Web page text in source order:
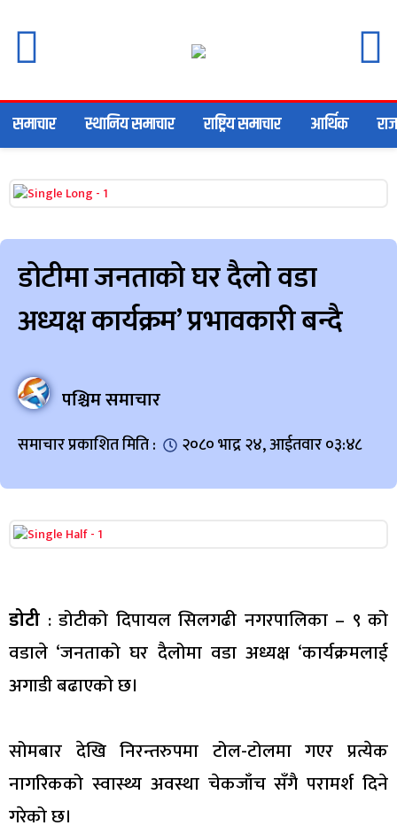
समाचार स्थानिय समाचार राष्ट्रिय समाचार आर्थिक
डोटीमा जनताको घर दैलो वडा
अध्यक्ष कार्यक्रम’ प्रभावकारी बन्दै
पश्चिम समाचार
समाचार प्रकाशित मिति : २०८० भाद्र २४, आईतवार ०३:४८
डोटी : डोटीको दिपायल सिलगढी नगरपालिका – ९ को
वडाले ‘जनताको घर दैलोमा वडा अध्यक्ष ‘कार्यक्रमलाई
अगाडी बढाएको छ।
सोमबार देखि निरन्तरुपमा टोल-टोलमा गएर प्रत्येक
नागरिकको स्वास्थ्य अवस्था चेकजाँच सँगै परामर्श दिने
गरेको छ।